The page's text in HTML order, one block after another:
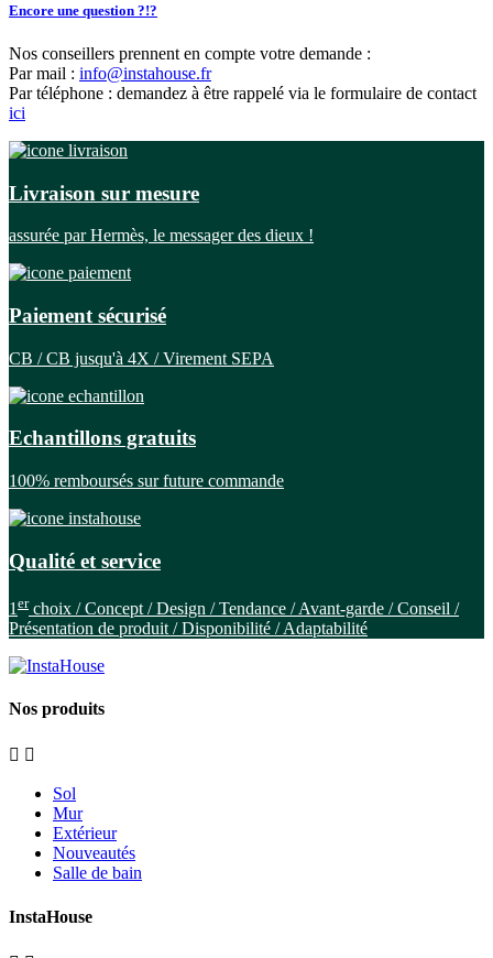
Encore une question ?!?
Nos conseillers prennent en compte votre demande :
Par mail : info@instahouse.fr
Par téléphone : demandez à être rappelé via le formulaire de contact
ici
Livraison sur mesure
assurée par Hermès, le messager des dieux !
Paiement sécurisé
CB / CB jusqu'à 4X / Virement SEPA
Echantillons gratuits
100% remboursés sur future commande
Qualité et service
1 erchoix / Concept / Design / Tendance / Avant-garde / Conseil /
Présentation de produit / Disponibilité / Adaptabilité
Nos produits
 
Sol
Mur
Extérieur
Nouveautés
Salle de bain
InstaHouse